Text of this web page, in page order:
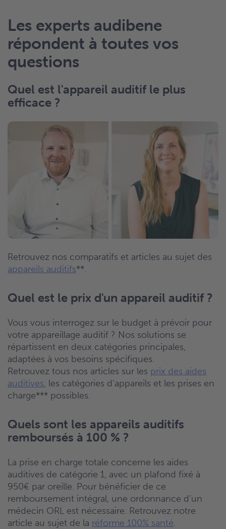
Les experts audibene
répondent à toutes vos
questions
Quel est l'appareil auditif le plus
efficace ?
Retrouvez nos comparatifs et articles au sujet des
appareils auditifs**.
Quel est le prix d'un appareil auditif ?
Vous vous interrogez sur le budget à prévoir pour
votre appareillage auditif ? Nos solutions se
répartissent en deux catégories principales,
adaptées à vos besoins spécifiques.
Retrouvez tous nos articles sur les prix des aides
auditives, les catégories d’appareils et les prises en
charge*** possibles.
Quels sont les appareils auditifs
remboursés à 100 % ?
La prise en charge totale concerne les aides
auditives de catégorie 1, avec un plafond fixé à
950€ par oreille. Pour bénéficier de ce
remboursement intégral, une ordonnance d’un
médecin ORL est nécessaire. Retrouvez notre
article au sujet de la réforme 100% santé.